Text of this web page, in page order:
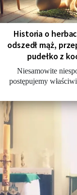
Historia o
odszedł mąż,
pudełko z
Niesamowite
postępujemy